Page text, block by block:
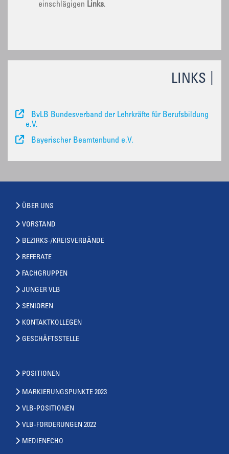
LINKS
BvLB Bundesverband der Lehrkräfte für Berufsbildung
e.V.
Bayerischer Beamtenbund e.V.
einschlägigen Links.
ÜBER UNS
VORSTAND
BEZIRKS-/KREISVERBÄNDE
REFERATE
FACHGRUPPEN
JUNGER VLB
SENIOREN
KONTAKTKOLLEGEN
GESCHÄFTSSTELLE
POSITIONEN
MARKIERUNGSPUNKTE 2023
VLB-POSITIONEN
VLB-FORDERUNGEN 2022
MEDIENECHO